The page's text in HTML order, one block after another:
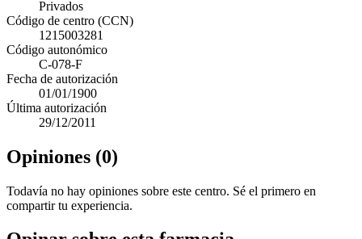
Privados
Código de centro (CCN)
1215003281
Código autonómico
C-078-F
Fecha de autorización
01/01/1900
Última autorización
29/12/2011
Opiniones (0)
Todavía no hay opiniones sobre este centro. Sé el primero en
compartir tu experiencia.